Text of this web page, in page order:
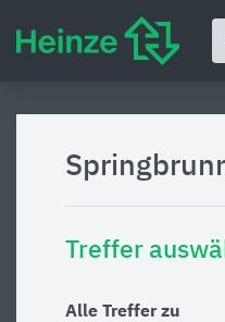
Treffer
Alle Treffer zu